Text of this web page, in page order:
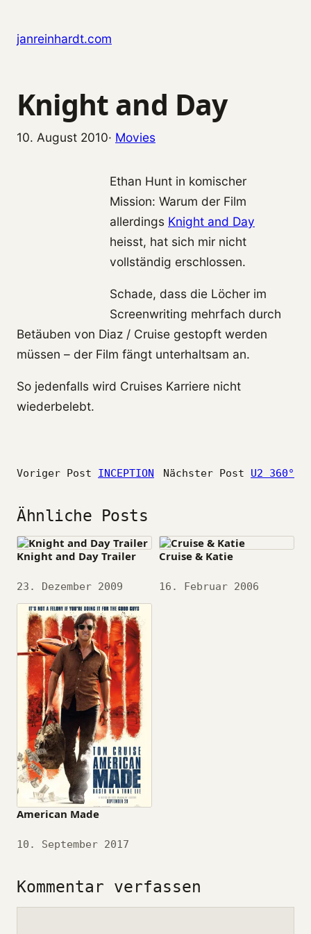
janreinhardt.com
Knight and Day
10. August 2010· Movies
Ethan Hunt in komischer
Mission: Warum der Film
allerdings Knight and Day
heisst, hat sich mir nicht
vollständig erschlossen.
Schade, dass die Löcher im
Screenwriting mehrfach durch
Betäuben von Diaz / Cruise gestopft werden
müssen – der Film fängt unterhaltsam an.
So jedenfalls wird Cruises Karriere nicht
wiederbelebt.
Voriger Post INCEPTION Nächster Post U2 360°
Ähnliche Posts
Knight and Day Trailer
Datum
23. Dezember 2009
Cruise & Katie
Datum
16. Februar 2006
American Made
Datum
10. September 2017
Kommentar verfassen